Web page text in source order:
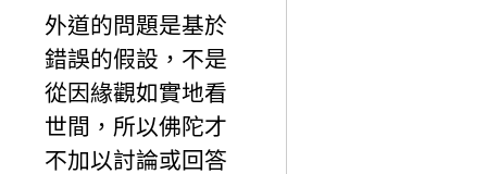
外道的問題是基於
錯誤的假設，不是
從因緣觀如實地看
世間，所以佛陀才
不加以討論或回答